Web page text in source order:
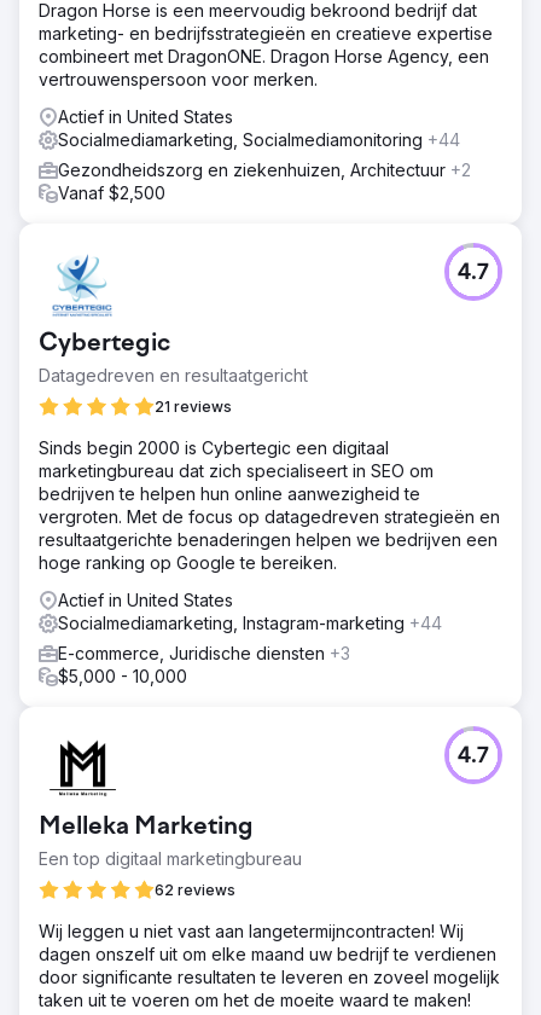
de bouw van de website en de voortdurende SEO-
betrokkenheid. Het mantra was meer en beter! We
produceerden kwaliteitscontent voor hun blog en
productpagina's die was geschreven voor hun prospects
en zoekmachines.
Resultaat
Citaat van klant "Het SEO-programma heeft vanaf de
eerste maand een positieve ROI opgeleverd: de website
het SEO-programma van Straight North."
Dragon Horse is een meervoudig bekroond bedrijf dat
marketing- en bedrijfsstrategieën en creatieve expertise
combineert met DragonONE. Dragon Horse Agency, een
vertrouwenspersoon voor merken.
Actief in United States
Socialmediamarketing, Socialmediamonitoring +44
Gezondheidszorg en ziekenhuizen, Architectuur +2
Vanaf $2,500
Cybertegic
Datagedreven en resultaatgericht
21 reviews
4.7
Sinds begin 2000 is Cybertegic een digitaal
marketingbureau dat zich specialiseert in SEO om
bedrijven te helpen hun online aanwezigheid te
vergroten. Met de focus op datagedreven strategieën en
resultaatgerichte benaderingen helpen we bedrijven een
hoge ranking op Google te bereiken.
Actief in United States
Socialmediamarketing, Instagram-marketing +44
E-commerce, Juridische diensten +3
$5,000 - 10,000
Melleka Marketing
Een top digitaal marketingbureau
62 reviews
4.7
Wij leggen u niet vast aan langetermijncontracten! Wij
dagen onszelf uit om elke maand uw bedrijf te verdienen
door significante resultaten te leveren en zoveel mogelijk
taken uit te voeren om het de moeite waard te maken!